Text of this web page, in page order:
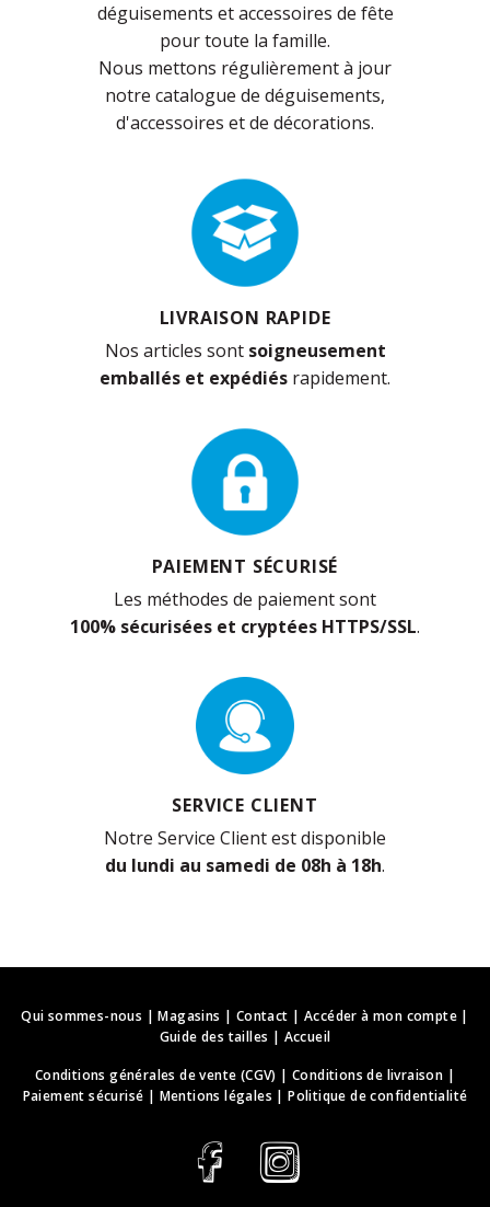
déguisements et accessoires de fête
pour toute la famille.
Nous mettons régulièrement à jour
notre catalogue de déguisements,
d'accessoires et de décorations.
LIVRAISON RAPIDE
Nos articles sont soigneusement
emballés et expédiés rapidement.
PAIEMENT SÉCURISÉ
Les méthodes de paiement sont
100% sécurisées et cryptées HTTPS/SSL.
SERVICE CLIENT
Notre Service Client est disponible
du lundi au samedi de 08h à 18h.
Qui sommes-nous |Magasins | Contact | Accéder à mon compte|
Guide des tailles | Accueil
Conditions générales de vente (CGV) |Conditions de livraison |
Paiement sécurisé | Mentions légales |Politique de confidentialité